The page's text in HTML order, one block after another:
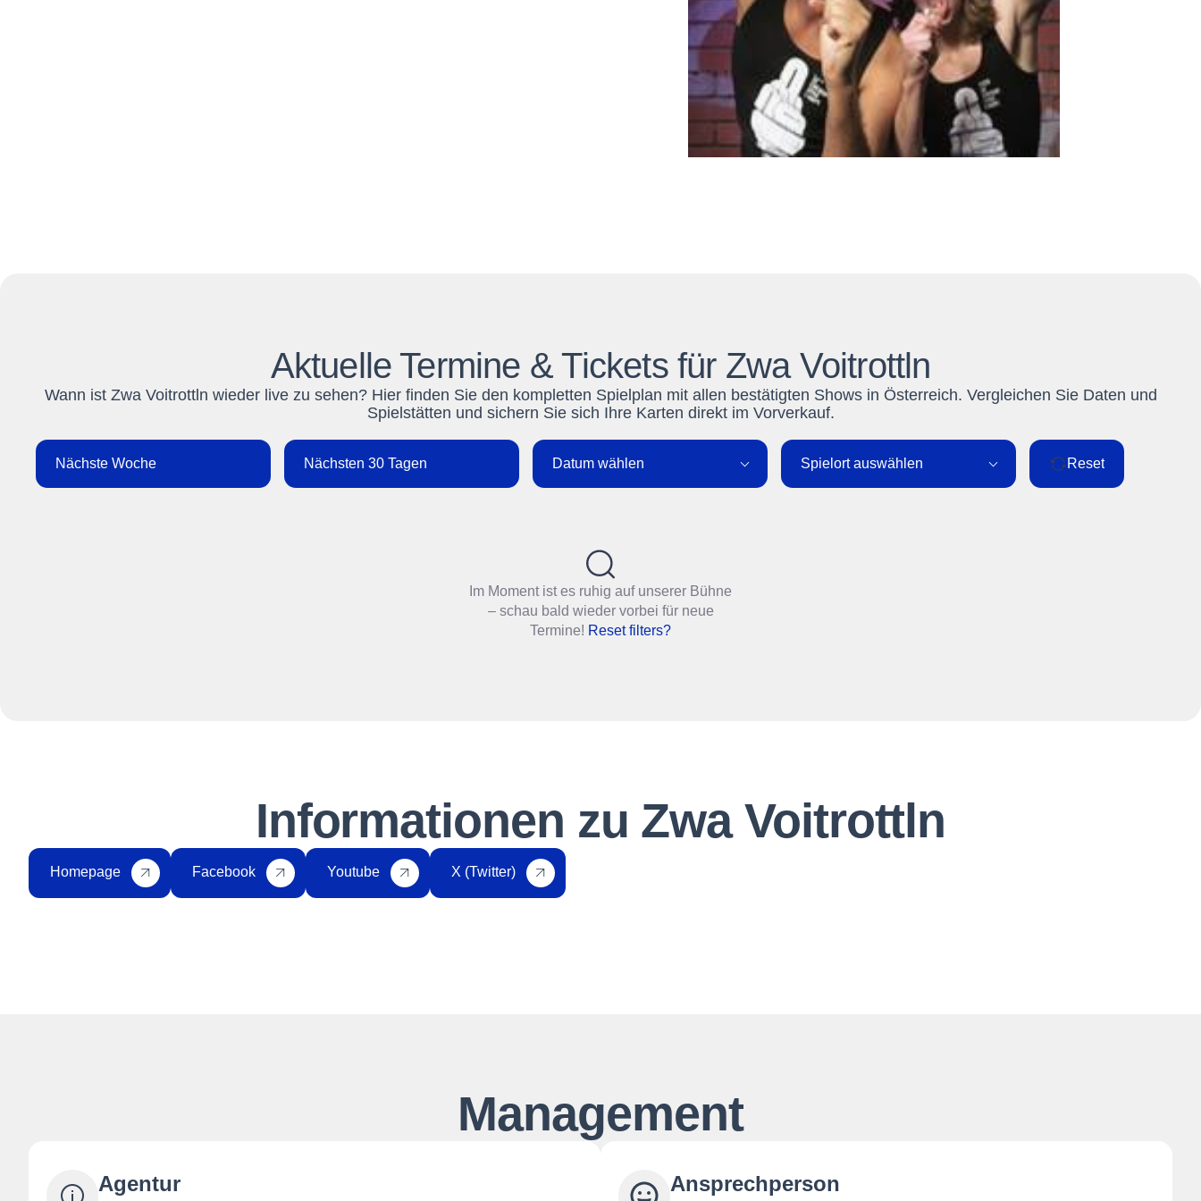
Aktuelle Termine & Tickets für Zwa Voitrottln
Wann ist Zwa Voitrottln wieder live zu sehen? Hier finden Sie den kompletten Spielplan mit allen bestätigten Shows in Österreich. Vergleichen Sie Daten und
Spielstätten und sichern Sie sich Ihre Karten direkt im Vorverkauf.
Nächste Woche Nächsten 30 Tagen Datum wählen Spielort auswählen Reset
Im Moment ist es ruhig auf unserer Bühne
– schau bald wieder vorbei für neue
Termine! Reset filters?
Informationen zu Zwa Voitrottln
Homepage Facebook Youtube X (Twitter)
Management
Agentur Ansprechperson